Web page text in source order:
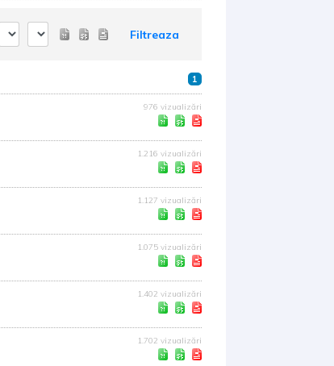
Filtreaza
1
976 vizualizări
1.216 vizualizări
1.127 vizualizări
1.075 vizualizări
1.402 vizualizări
1.702 vizualizări